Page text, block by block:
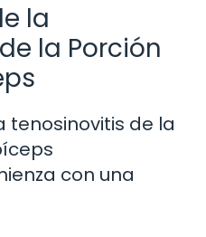
la
la Porción
tenosinovitis de la
con una